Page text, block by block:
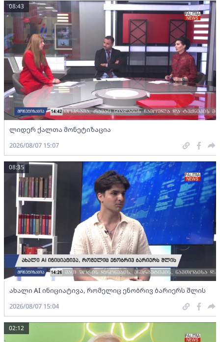
ლიდერ ქალთა მონეტიზაცია
08:43
2026/08/07 15:07
ახალი AI ინიციატივა, რომელიც ენობრივ ბარიერს შლის
08:35
2026/08/07 15:04
02:12